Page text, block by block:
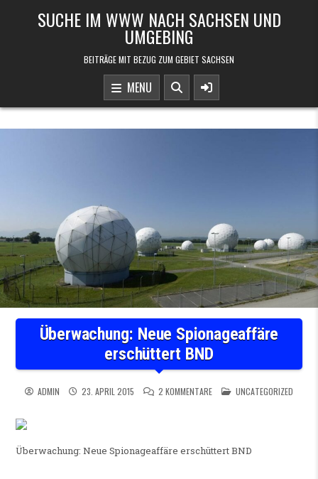
SUCHE IM WWW NACH SACHSEN UND
UMGEBING
BEITRÄGE MIT BEZUG ZUM GEBIET SACHSEN
MENU
Überwachung: Neue Spionageaffäre
erschüttert BND
ADMIN 23. APRIL 2015 2 KOMMENTAREZU ÜBERWACHUNG: NEUE
POSTED IN
UNCATEGORIZED
Überwachung: Neue Spionageaffäre erschüttert BND